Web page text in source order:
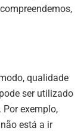
qualidade
ser utilizado
exemplo,
está a ir